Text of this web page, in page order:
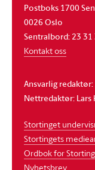
Postboks 1700
0026 Oslo
Sentralbord: 23 31
Kontakt oss
Ansvarlig
Nettredaktør: Lars
Stortinget
Stortingets
Ordbok for
Nyhetsbrev